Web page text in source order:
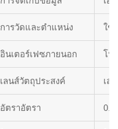
การวัดและตำแหน่ง ใช่
อินเตอร์เฟซภายนอก โป
เลนส์วัตถุประสงค์ เล
อัตราอัตรา